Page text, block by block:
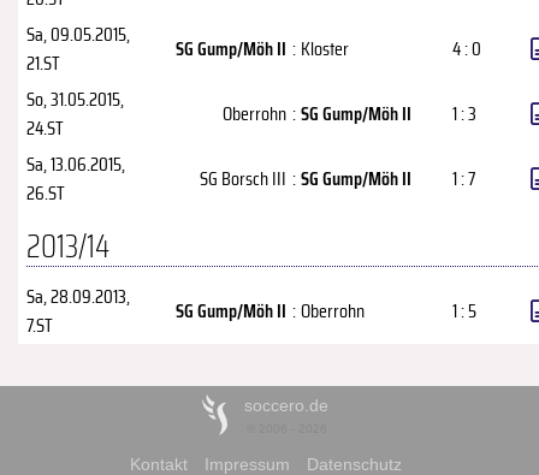
Sa, 09.05.2015,
21.ST
SG Gump/Möh II : Kloster
4 : 0
So, 31.05.2015,
24.ST
Oberrohn :SG Gump/Möh II
1 : 3
Sa, 13.06.2015,
26.ST
SG Borsch III :SG Gump/Möh II 1 : 7
2013/14
Sa, 28.09.2013,
7.ST
SG Gump/Möh II :Oberrohn 1 : 5
soccero.de
Kontakt Impressum Datenschutz